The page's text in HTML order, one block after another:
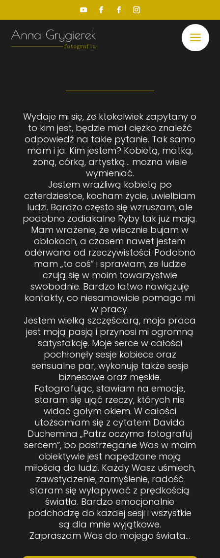
a
KIM JEST ANIA
Wydaje mi się, że ktokolwiek zapytany o
to kim jest, będzie miał ciężko znaleźć
odpowiedź na takie pytanie. Tak samo
mam i ja. Kim jestem? Kobietą, matką,
żoną, córką, artystką… można wiele
wymieniać.
Jestem wrażliwą kobietą po
czterdziestce, kocham życie, uwielbiam
ludzi. Bardzo często się wzruszam, ale
podobno zodiakalne Ryby tak już mają.
Mam wrażenie, że wiecznie bujam w
obłokach, a czasem nawet jestem
oderwana od rzeczywistości. Podobno
mam „to coś” i sprawiam, że ludzie
czują się w moim towarzystwie
swobodnie. Bardzo łatwo nawiązuję
kontakty, co niesamowicie pomaga mi
w pracy.
Jestem wielką szczęściarą, moja praca
jest moją pasją i przynosi mi ogromną
satysfakcję. Moje serce w całości
pochłonęły sesje kobiece oraz
sensualne par, wykonuję także sesje
biznesowe oraz męskie.
Fotografując, stawiam na emocje,
staram się ująć rzeczy, których nie
widać gołym okiem. W całości
utożsamiam się z cytatem Davida
Duchemina „Patrz oczyma fotografuj
sercem”, bo postrzeganie Was w moim
obiektywie jest napędzane moją
miłością do ludzi. Każdy Wasz uśmiech,
zawstydzenie, zamyślenie, radość
staram się wyłapywać z prędkością
światła. Bardzo emocjonalnie
podchodzę do każdej sesji i wszystkie
są dla mnie wyjątkowe.
Zapraszam Was do mojego świata…